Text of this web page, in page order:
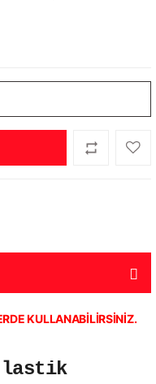
KULLANABİLİRSİNİZ.